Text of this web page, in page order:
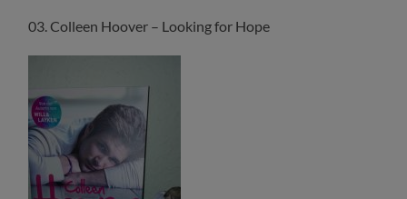
03. Colleen Hoover – Looking for Hope